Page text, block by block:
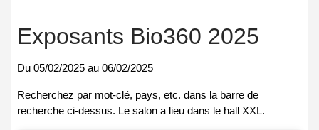
Exposants Bio360 2025
Du 05/02/2025 au 06/02/2025